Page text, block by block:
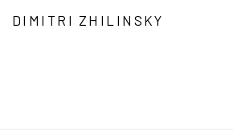
DIMITRI ZHILINSKY